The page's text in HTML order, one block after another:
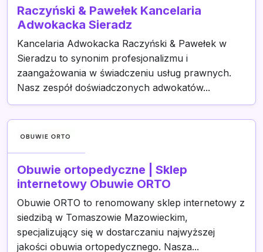
Raczyński & Pawełek Kancelaria
Adwokacka Sieradz
Kancelaria Adwokacka Raczyński & Pawełek w
Sieradzu to synonim profesjonalizmu i
zaangażowania w świadczeniu usług prawnych.
Nasz zespół doświadczonych adwokatów...
Obuwie ortopedyczne | Sklep
internetowy Obuwie ORTO
Obuwie ORTO to renomowany sklep internetowy z
siedzibą w Tomaszowie Mazowieckim,
specjalizujący się w dostarczaniu najwyższej
jakości obuwia ortopedycznego. Nasza...